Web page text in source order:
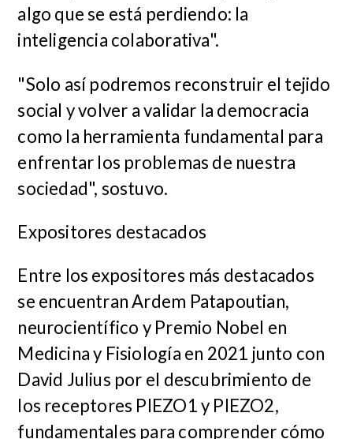
algo que se está perdiendo: la
inteligencia colaborativa".
"Solo así podremos reconstruir el tejido
social y volver a validar la democracia
como la herramienta fundamental para
enfrentar los problemas de nuestra
sociedad", sostuvo.
Expositores destacados
Entre los expositores más destacados
se encuentran Ardem Patapoutian,
neurocientífico y Premio Nobel en
Medicina y Fisiología en 2021 junto con
David Julius por el descubrimiento de
los receptores PIEZO1 y PIEZO2,
fundamentales para comprender cómo